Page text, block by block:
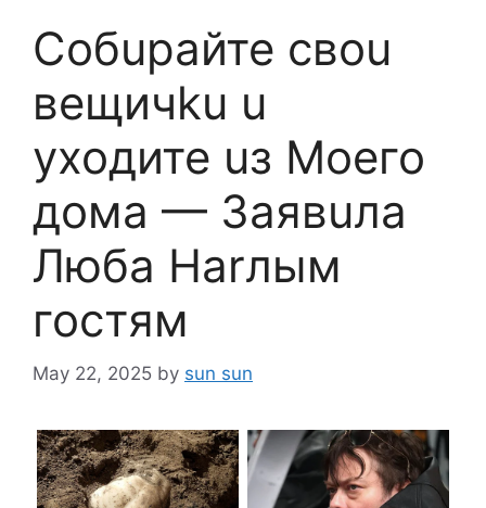
Coбupaйте свou
вещичku u
yxoдите uз Moeго
дoма — 3aявuла
Любa Harлым
гостям
May 22, 2025 by sun sun